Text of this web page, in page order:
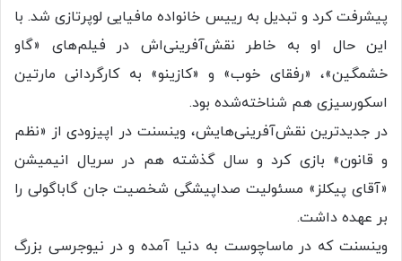
پیشرفت کرد و تبدیل به رییس خانواده مافیایی لوپرتازی شد. با
این حال او به خاطر نقش‌آفرینی‌اش در فیلم‌های «گاو
خشمگین»، «رفقای خوب» و «کازینو» به کارگردانی مارتین
اسکورسیزی هم شناخته‌شده بود.
در جدیدترین نقش‌آفرینی‌هایش، وینسنت در اپیزودی از «نظم
و قانون» بازی کرد و سال گذشته هم در سریال انیمیشن
«آقای پیکلز» مسئولیت صداپیشگی شخصیت جان گاباگولی را
بر عهده داشت.
وینسنت که در ماساچوست به دنیا آمده و در نیوجرسی بزرگ